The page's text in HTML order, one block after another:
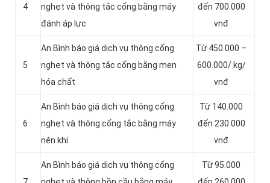
4
nghẹt và thông tắc cống bằng máy
đánh áp lực
đến 700.000
vnđ
5
An Bình báo giá dịch vụ thông cống
nghẹt và thông tắc cống bằng men
hóa chất
Từ 450.000 –
600.000/ kg/
vnđ
6
An Bình báo giá dịch vụ thông cống
nghẹt và thông cống tắc bằng máy
nén khí
Từ 140.000
đến 230.000
vnđ
An Bình báo giá dịch vụ thông cống
Từ 95.000